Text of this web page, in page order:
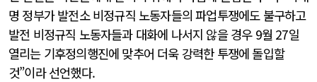
명 정부가 발전소 비정규직 노동자들의 파업투쟁에도 불구하고
발전 비정규직 노동자들과 대화에 나서지 않을 경우 9월 27일
열리는 기후정의행진에 맞추어 더욱 강력한 투쟁에 돌입할
것”이라 선언했다.